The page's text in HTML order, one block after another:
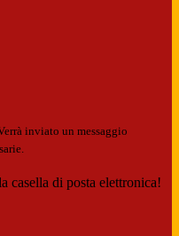
inviato un messaggio
casella di posta elettronica!